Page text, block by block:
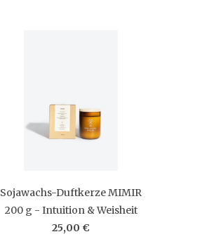
Sojawachs-Duftkerze MIMIR
200 g - Intuition & Weisheit
25,00 €